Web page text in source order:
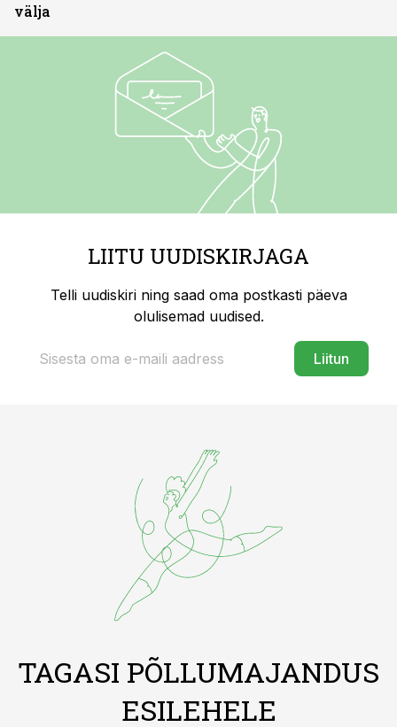
välja
LIITU UUDISKIRJAGA
Telli uudiskiri ning saad oma postkasti päeva
olulisemad uudised.
Liitun
TAGASI PÕLLUMAJANDUS
ESILEHELE